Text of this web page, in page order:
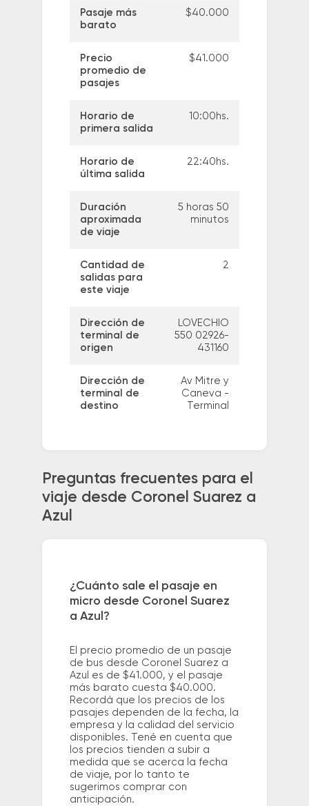
Pasaje más
barato
$40.000
Precio
promedio de
pasajes
$41.000
Horario de
primera salida
10:00hs.
Horario de
última salida
22:40hs.
Duración
aproximada
de viaje
5 horas 50
minutos
Cantidad de
salidas para
este viaje
2
Dirección de
terminal de
origen
LOVECHIO
550 02926-
431160
Dirección de
terminal de
destino
Av Mitre y
Caneva -
Terminal
Preguntas frecuentes para el
viaje desde Coronel Suarez a
Azul
¿Cuánto sale el pasaje en
micro desde Coronel Suarez
a Azul?
El precio promedio de un pasaje
de bus desde Coronel Suarez a
Azul es de $41.000, y el pasaje
más barato cuesta $40.000.
Recordá que los precios de los
pasajes dependen de la fecha, la
empresa y la calidad del servicio
disponibles. Tené en cuenta que
los precios tienden a subir a
medida que se acerca la fecha
de viaje, por lo tanto te
sugerimos comprar con
anticipación.